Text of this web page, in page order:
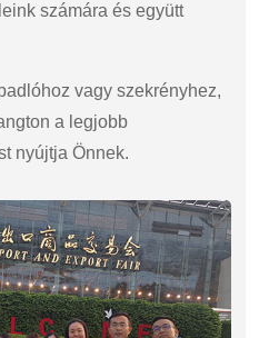
számára és együtt
vagy szekrényhez,
a legjobb
nyújtja Önnek.